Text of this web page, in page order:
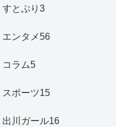
すとぷり 3
エンタメ56
コラム5
スポーツ15
出川ガール16